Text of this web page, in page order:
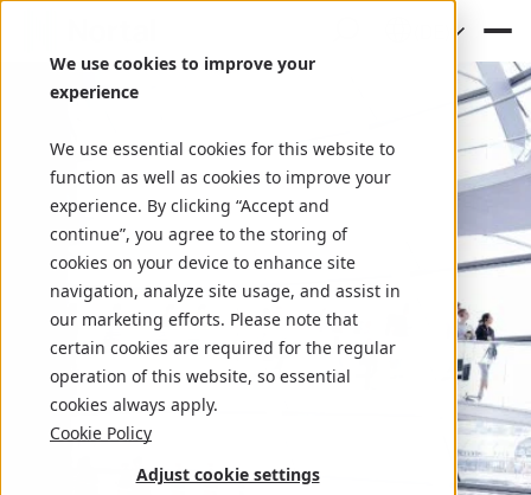
We use cookies to improve your
experience
We use essential cookies for this website to
function as well as cookies to improve your
experience. By clicking “Accept and
continue”, you agree to the storing of
cookies on your device to enhance site
navigation, analyze site usage, and assist in
our marketing efforts. Please note that
certain cookies are required for the regular
operation of this website, so essential
cookies always apply.
Cookie Policy
Adjust cookie settings